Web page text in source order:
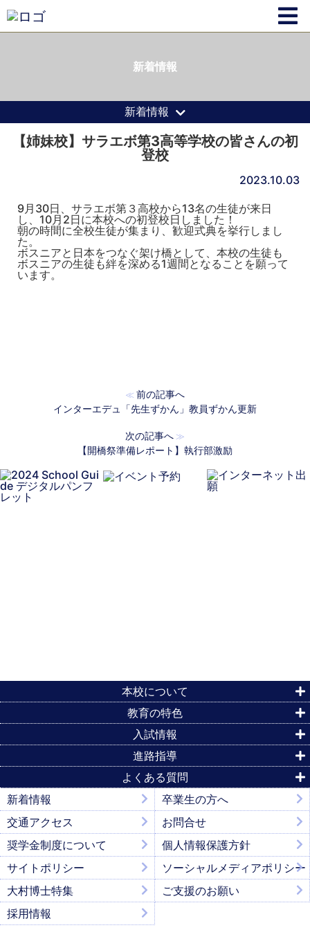
新着情報
新着情報
【姉妹校】サラエボ第3高等学校の皆さんの初
登校
2023.10.03
9月30日、サラエボ第３高校から13名の生徒が来日
し、10月2日に本校への初登校日しました！
朝の時間に全校生徒が集まり、歓迎式典を挙行しまし
た。
ボスニアと日本をつなぐ架け橋として、 本校の生徒も
ボスニアの生徒も絆を深める1週間となることを願って
います。
≪ 前の記事へ
インターエデュ「先生ずかん」教員ずかん更新
次の記事へ ≫
【開橋祭準備レポート】執行部激励
本校について
教育の特色
入試情報
進路指導
よくある質問
新着情報
卒業生の方へ
交通アクセス
お問合せ
奨学金制度について
個人情報保護方針
サイトポリシー
ソーシャルメディアポリシー
大村博士特集
ご支援のお願い
採用情報